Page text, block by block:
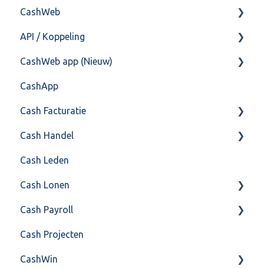
Overig
CashWeb
CashHero Layout
Mailen vanuit CASHWeb
Algemeen gebruik
API / Koppeling
Algemeen
Api 3.0 (SOAP API)
API 4.0 (REST API)
CashWeb app (Nieuw)
Veel gestelde vragen
CashApp
Cash Facturatie
Factureren
Instellingen
Algemeen
Formulierlayout
Cash Handel
Inkoop
Verkoop
Voorraad
Overig
VoorraadService & Onderhoud
Cash Leden
Cash Lonen
Algemeen
Inrichting
Jaarafsluiting
Cash Payroll
Aangifte
Algemeen
Cash Projecten
CashWin